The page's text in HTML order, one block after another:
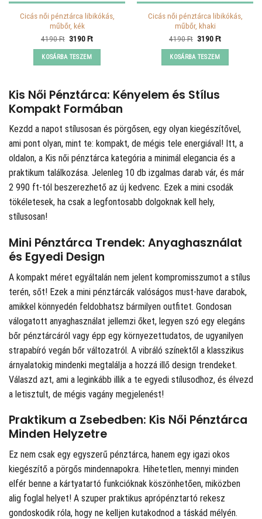
Cicás női pénztárca libikókás,
műbőr, kék
4190Ft Original
was:
4190 Ft.
3190FtCurrent
KOSÁRBA TESZEM
Cicás női pénztárca libikókás,
műbőr, khaki
4190Ft Original
was:
4190 Ft.
3190FtCurrent
KOSÁRBA TESZEM
Kis Női Pénztárca: Kényelem és Stílus
Kompakt Formában
Kezdd a napot stílusosan és pörgősen, egy olyan kiegészítővel,
ami pont olyan, mint te: kompakt, de mégis tele energiával! Itt, a
oldalon, a Kis női pénztárca kategória a minimál elegancia és a
praktikum találkozása. Jelenleg 10 db izgalmas darab vár, és már
2 990 ft-tól beszerezhető az új kedvenc. Ezek a mini csodák
tökéletesek, ha csak a legfontosabb dolgoknak kell hely,
stílusosan!
Mini Pénztárca Trendek: Anyaghasználat
és Egyedi Design
A kompakt méret egyáltalán nem jelent kompromisszumot a stílus
terén, sőt! Ezek a mini pénztárcák valóságos must-have darabok,
amikkel könnyedén feldobhatsz bármilyen outfitet. Gondosan
válogatott anyaghasználat jellemzi őket, legyen szó egy elegáns
bőr pénztárcáról vagy épp egy környezettudatos, de ugyanilyen
strapabíró vegán bőr változatról. A vibráló színektől a klasszikus
árnyalatokig mindenki megtalálja a hozzá illő design trendeket.
Válaszd azt, ami a leginkább illik a te egyedi stílusodhoz, és élvezd
a letisztult, de mégis vagány megjelenést!
Praktikum a Zsebedben: Kis Női Pénztárca
Minden Helyzetre
Ez nem csak egy egyszerű pénztárca, hanem egy igazi okos
kiegészítő a pörgős mindennapokra. Hihetetlen, mennyi minden
elfér benne a kártyatartó funkcióknak köszönhetően, miközben
alig foglal helyet! A szuper praktikus aprópénztartó rekesz
gondoskodik róla, hogy ne kelljen kutakodnod a táskád mélyén.